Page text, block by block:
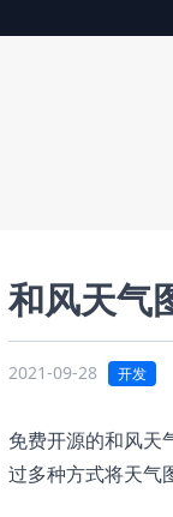
和风天气
2021-09-28 开发
免费开源的和风天
过多种方式将天气